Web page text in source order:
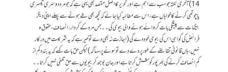
14) آخری نکتہ جو سب سے اہم ہے اور تحریر کا اصل مقصد بھی یہی ہے کہ جو مرد دوسری تیسری
یا چوتھی کرنے کا خواہاں ہے، اس سے مطالبہ کیا جائے کہ کچھ بھی طے ہونے سے پہلے اپنی دیگر
بیگمات سے پیشگی بات کروائے ہونے والی بیوی کی۔۔ جس مرد کے کردار، انصاف، حقوق و
فرائض کی گواہی اس کی بیوی خود دے گی (اجازت نہ بھی دے تو خیر ہے کہ یہ شریعت میں درکار
نہیں، ہاں قانونی تقاضے کے طور پر دے دے تو سونے پر سہاگہ) لیکن حق بات کہے کہ یہ بندہ کم از
کم انصاف کرنے کی بھرپور کوشش کرتا ہے اور جان بوجھ کر بیویوں سے حق تلفی نہیں کرتا۔۔